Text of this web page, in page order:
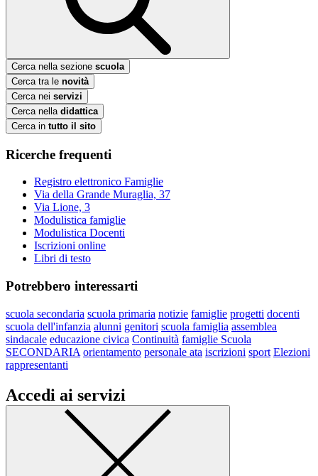
Cerca nella sezione scuola
Cerca tra le novità
Cerca nei servizi
Cerca nella didattica
Cerca in tutto il sito
Ricerche frequenti
Registro elettronico Famiglie
Via della Grande Muraglia, 37
Via Lione, 3
Modulistica famiglie
Modulistica Docenti
Iscrizioni online
Libri di testo
Potrebbero interessarti
scuola secondaria scuola primaria notizie famiglie progetti docenti
scuola dell'infanzia alunni genitori scuola famiglia assemblea
sindacale educazione civica Continuità famiglie Scuola
SECONDARIA orientamento personale ata iscrizioni sport Elezioni
rappresentanti
Accedi ai servizi